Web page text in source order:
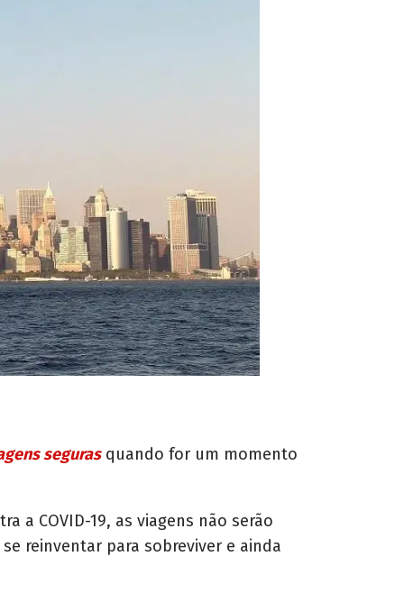
segurasquando for um momento
a COVID-19, as viagens não serão
reinventar para sobreviver e ainda